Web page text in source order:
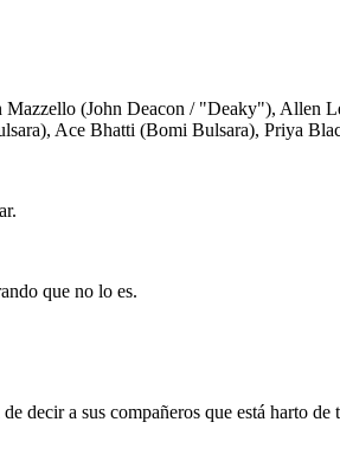
(John Deacon / "Deaky"), Allen
Ace Bhatti (Bomi Bulsara), Priya
que no lo es.
decir a sus compañeros que está harto de